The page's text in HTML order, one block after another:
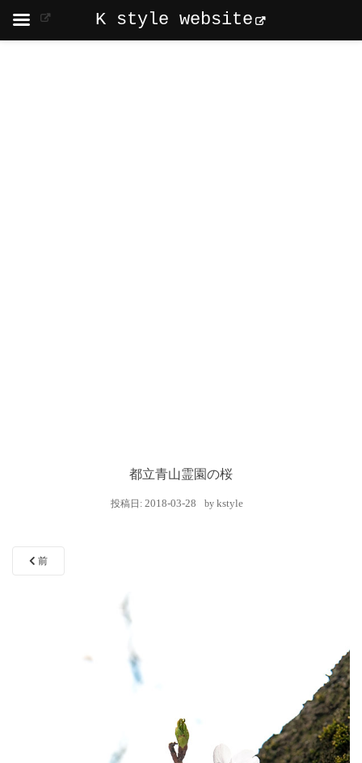
都立青山霊園の桜
投稿日: 2018-03-28 by kstyle
前
K style website